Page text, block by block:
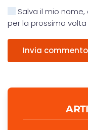
Salva il mio
per la prossima
Invia commento